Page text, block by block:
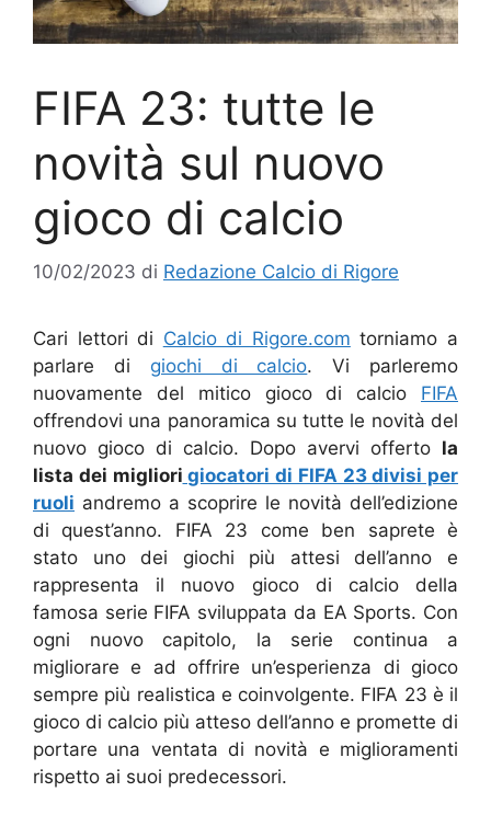
FIFA 23: tutte le
novità sul nuovo
gioco di calcio
10/02/2023 di Redazione Calcio di Rigore
Cari lettori di Calcio di Rigore.com torniamo a
parlare di giochi di calcio. Vi parleremo
nuovamente del mitico gioco di calcio FIFA
offrendovi una panoramica su tutte le novità del
nuovo gioco di calcio. Dopo avervi offerto la
lista dei migliori giocatori di FIFA 23 divisi per
ruoli andremo a scoprire le novità dell’edizione
di quest’anno. FIFA 23 come ben saprete è
stato uno dei giochi più attesi dell’anno e
rappresenta il nuovo gioco di calcio della
famosa serie FIFA sviluppata da EA Sports. Con
ogni nuovo capitolo, la serie continua a
migliorare e ad offrire un’esperienza di gioco
sempre più realistica e coinvolgente. FIFA 23 è il
gioco di calcio più atteso dell’anno e promette di
portare una ventata di novità e miglioramenti
rispetto ai suoi predecessori.